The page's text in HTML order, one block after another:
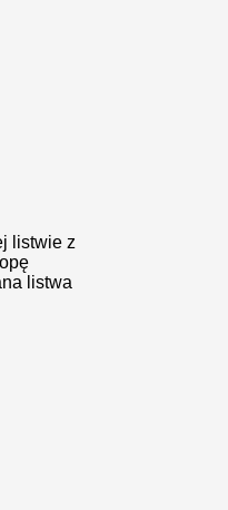
listwie z
listwa